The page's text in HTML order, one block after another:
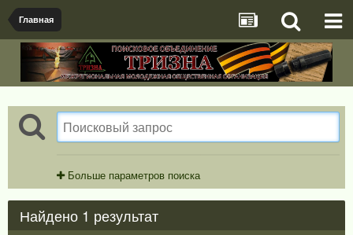
Главная
Больше параметров поиска
Найдено 1 результат